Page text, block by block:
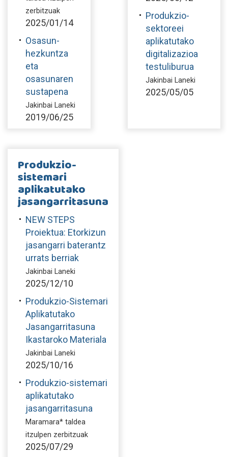
zerbitzuak
2025/01/14
Osasun-
hezkuntza
eta
osasunaren
sustapena
Jakinbai Laneki
2019/06/25
Produkzio-
sektoreei
aplikatutako
digitalizazioa
testuliburua
Jakinbai Laneki
2025/05/05
Produkzio-
sistemari
aplikatutako
jasangarritasuna
NEW STEPS
Proiektua: Etorkizun
jasangarri baterantz
urrats berriak
Jakinbai Laneki
2025/12/10
Produkzio-Sistemari
Aplikatutako
Jasangarritasuna
Ikastaroko Materiala
Jakinbai Laneki
2025/10/16
Produkzio-sistemari
aplikatutako
jasangarritasuna
Maramara* taldea
itzulpen zerbitzuak
2025/07/29